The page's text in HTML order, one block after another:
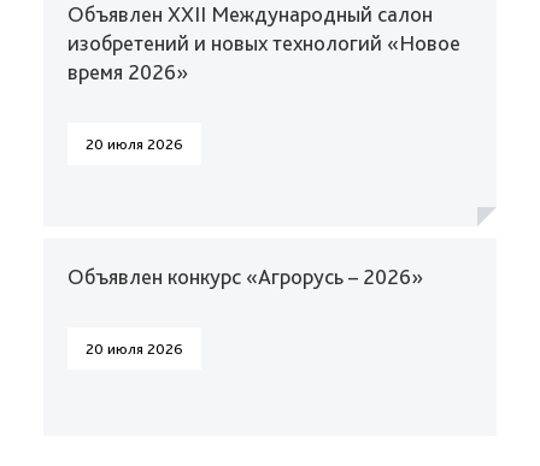
Объявлен XXII Международный салон
изобретений и новых технологий «Новое
время 2026»
20 июля 2026
Объявлен конкурс «Агрорусь – 2026»
20 июля 2026